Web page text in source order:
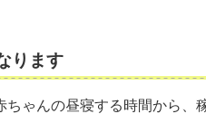
ります
ゃんの昼寝する時間から、